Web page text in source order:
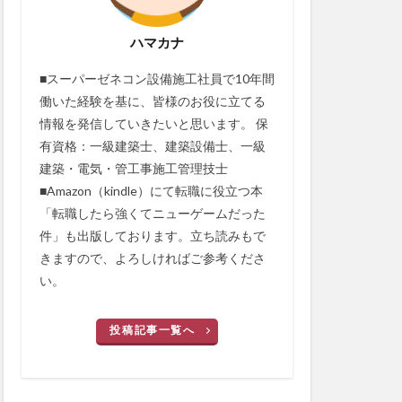
ハマカナ
■スーパーゼネコン設備施工社員で10年間
働いた経験を基に、皆様のお役に立てる
情報を発信していきたいと思います。 保
有資格：一級建築士、建築設備士、一級
建築・電気・管工事施工管理技士
■Amazon（kindle）にて転職に役立つ本
「転職したら強くてニューゲームだった
件」も出版しております。立ち読みもで
きますので、よろしければご参考くださ
い。
投稿記事一覧へ